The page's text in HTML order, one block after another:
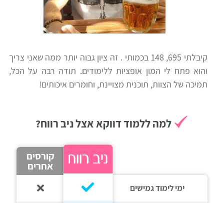
מידע
כללי
ממליצים
וחטיבות
ביניים
הכנה
למבחני
קיבלתי 695, 148 בכמותי . זה ציון גבוה יותר ממה שאני צריך
והוא פתח לי המון אופציות ללימודים. תודה רבה על הכל,
תמיכה של הצוות, תוכנית מצויינת, וחומרים איכותים!
למה ללמוד דווקא אצל ניב רווח?
ימי לימוד גמישים
קורסים
אחרים